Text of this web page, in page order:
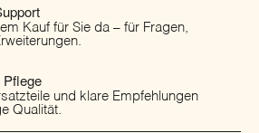
Kauf für Sie da – für Fragen,
Pflege
und klare Empfehlungen
Qualität.